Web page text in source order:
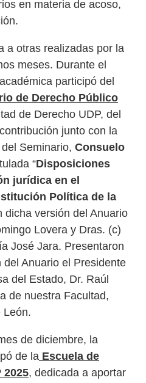
en materia de acoso,
a otras realizadas por la
meses. Durante el
participó del
de Derecho Público
de Derecho UDP, del
junto con la
Seminario, Consuelo
“Disposiciones
jurídica en el
Política de la
dicha versión del Anuario
Lovera y Dras. (c)
José Jara. Presentaron
del Anuario el Presidente
del Estado, Dr. Raúl
de nuestra Facultad,
León.
de diciembre, la
de la Escuela de
2025, dedicada a aportar